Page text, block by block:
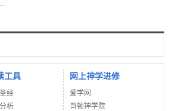
工具
经
析
网上神学进修
爱学网
哥顿神学院